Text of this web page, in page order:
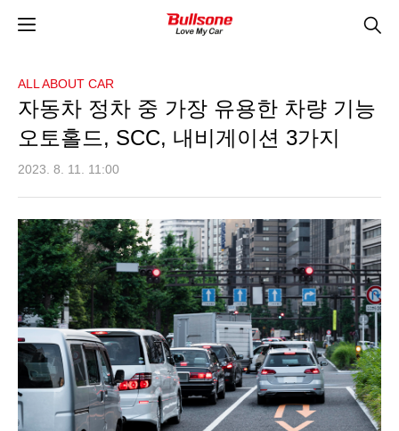
ALL ABOUT CAR
자동차 정차 중 가장 유용한 차량 기능
오토홀드, SCC, 내비게이션 3가지
2023. 8. 11. 11:00